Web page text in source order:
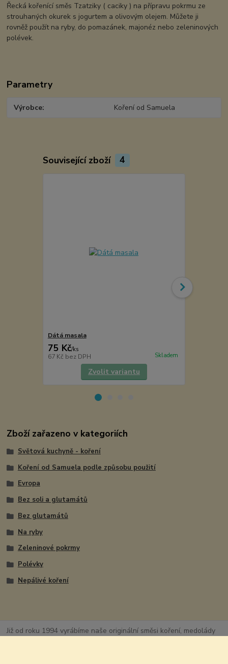
Řecká kořenící směs Tzatziky ( caciky ) na přípravu pokrmu ze
strouhaných okurek s jogurtem a olivovým olejem. Můžete ji
rovněž použít na ryby, do pomazánek, majonéz nebo zeleninových
polévek.
Parametry
Výrobce Koření od Samuela
Související zboží 4
Dátá masala
75 Kč/ks
67 Kč bez DPH Skladem
Zvolit variantu
Zboží zařazeno v kategoriích
Světová kuchyně - koření
Koření od Samuela podle způsobu použití
Evropa
Bez soli a glutamátů
Bez glutamátů
Na ryby
Zeleninové pokrmy
Polévky
Nepálivé koření
Již od roku 1994 vyrábíme naše originální směsi koření, medolády